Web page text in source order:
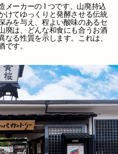
ーカーの 1 つです。山廃持込
けてゆっくりと発酵させる伝統
みを与え、程よい酸味のあるセ
廃は、どんな和食にも合うお酒
る性質を示します。これは、
す。